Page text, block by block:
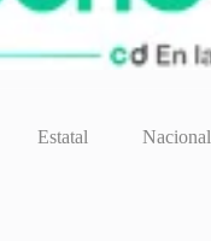
Estatal Nacional